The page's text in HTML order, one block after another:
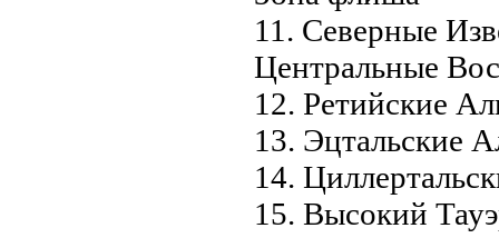
11. Северные
Центральные
12. Ретийские
13. Эцтальские
14.
15. Высокий